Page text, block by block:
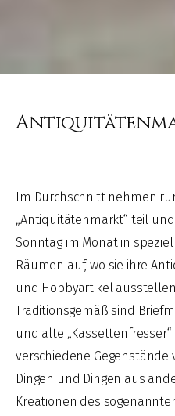
Im Durchschnitt nehmen
„Antiquitätenmarkt“ teil
Sonntag im Monat in
Räumen auf, wo sie ihre
und Hobbyartikel
Traditionsgemäß sind
und alte
verschiedene Gegenstände
Dingen und Dingen aus
Kreationen des